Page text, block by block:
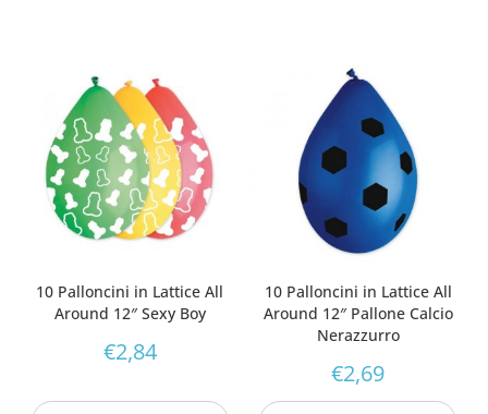
10 Palloncini in Lattice All
Around 12″ Sexy Boy
€2,84
10 Palloncini in Lattice All
Around 12″ Pallone Calcio
Nerazzurro
€2,69